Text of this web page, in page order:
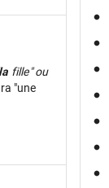
fille" ou
"une